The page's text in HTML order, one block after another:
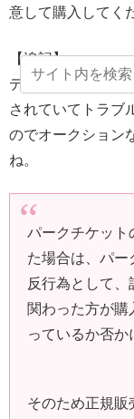
意して購入してく
【追記】
ディズニーの公式
されていてトラブ
のでオークション
ね。
パークチケット
た場合は、パー
反行為として
関わった方が購
っているか否か
そのため正規販